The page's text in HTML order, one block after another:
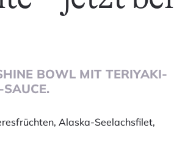
BOWL MIT TERIYAKI-
Alaska-Seelachsfilet,